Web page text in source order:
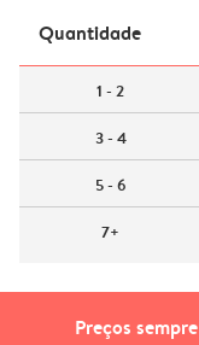
Preços
Quantidade
1 - 2
3 - 4
5 - 6
7+